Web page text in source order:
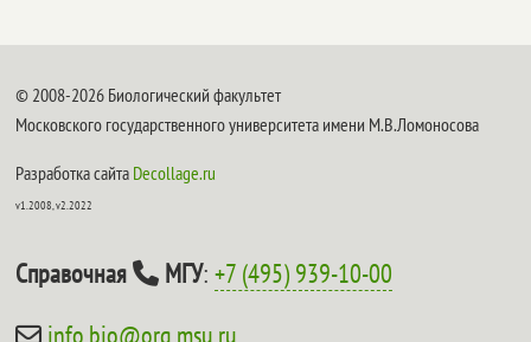
© 2008-2026 Биологический факультет
Московского государственного университета имени М.В.Ломоносова
Разработка сайта Decollage.ru
v1.2008, v2.2022
Справочная МГУ:+7 (495) 939-10-00
info.bio@org.msu.ru